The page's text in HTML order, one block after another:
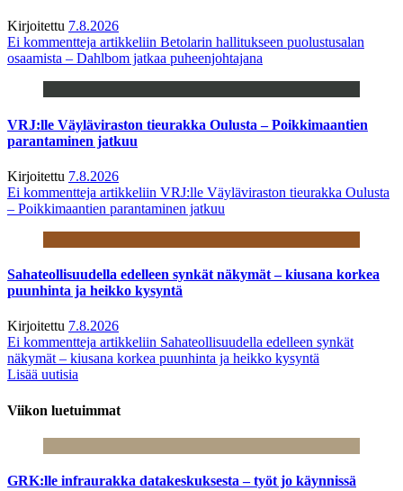
Kirjoitettu 7.8.2026
Ei kommentteja artikkeliin Betolarin hallitukseen puolustusalan
osaamista – Dahlbom jatkaa puheenjohtajana
VRJ:lle Väyläviraston tieurakka Oulusta – Poikkimaantien
parantaminen jatkuu
Kirjoitettu 7.8.2026
Ei kommentteja artikkeliin VRJ:lle Väyläviraston tieurakka Oulusta
– Poikkimaantien parantaminen jatkuu
Sahateollisuudella edelleen synkät näkymät – kiusana korkea
puunhinta ja heikko kysyntä
Kirjoitettu 7.8.2026
Ei kommentteja artikkeliin Sahateollisuudella edelleen synkät
näkymät – kiusana korkea puunhinta ja heikko kysyntä
Lisää uutisia
Viikon luetuimmat
GRK:lle infraurakka datakeskuksesta – työt jo käynnissä